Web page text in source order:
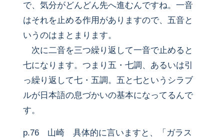
で、気分がどんどん先へ進むんですね。一音
はそれを止める作用がありますので、五音と
いうのはまとまります。
次に二音を三つ繰り返して一音で止めると
七になります。つまり五・七調、あるいは引
っ繰り返して七・五調。五と七というシラブ
ルが日本語の息づかいの基本になってるんで
す。
p.76 山崎 具体的に言いますと、「ガラス